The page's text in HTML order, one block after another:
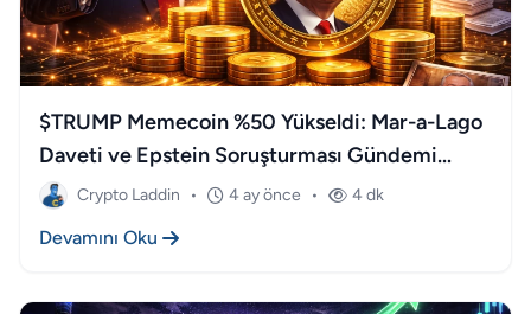
$TRUMP Memecoin %50 Yükseldi: Mar-a-Lago
Daveti ve Epstein Soruşturması Gündemi
Değiştirdi
Crypto Laddin • 4 ay önce • 4 dk
Devamını Oku